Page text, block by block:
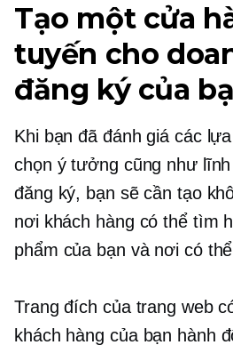
Tạo một cửa
tuyến cho
đăng ký của
Khi bạn đã đánh giá các
chọn ý tưởng cũng như
đăng ký, bạn sẽ cần tạo
nơi khách hàng có thể tìm
phẩm của bạn và nơi có
Trang đích của trang web
khách hàng của bạn hành